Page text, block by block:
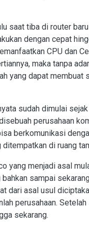
saat tiba di router
dengan cepat
CPU dan
maka tanpa
yang dapat membuat
sudah dimulai
perusahaan
berkomunikasi
di ruang
yang menjadi asal
sampai
dari asal usul
perusahaan.
sekarang.